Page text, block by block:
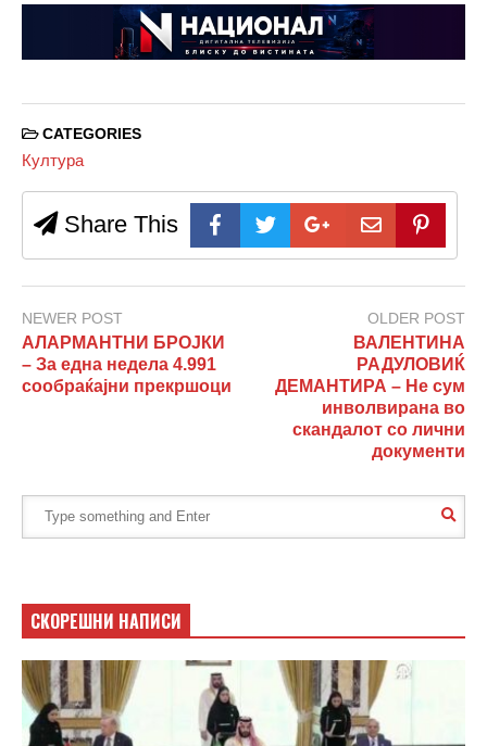
CATEGORIES
Култура
Share This
NEWER POST
АЛАРМАНТНИ БРОЈКИ
– За една недела 4.991
сообраќајни прекршоци
OLDER POST
ВАЛЕНТИНА
РАДУЛОВИЌ
ДЕМАНТИРА – Не сум
инволвирана во
скандалот со лични
документи
СКОРЕШНИ НАПИСИ